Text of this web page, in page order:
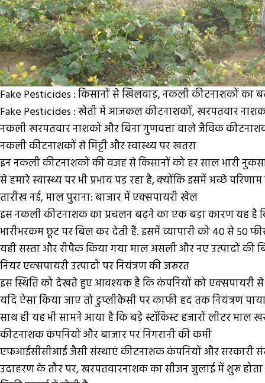
Fake Pesticides : किसानों से खिलवाड़, नकली कीटनाशकों का
Fake Pesticides: खेती में आजकल कीटनाशकों, खरपतवार
नकली खरपतवार नाशकों और बिना गुणवत्ता वाले जैविक
नकली कीटनाशकों से मिट्टी और स्वास्थ्य पर खतरा
इन नकली कीटनाशकों की वजह से किसानों को हर साल भारी
से हमारे स्वास्थ्य पर भी प्रभाव पड़ रहा है, क्योंकि इसमें अच्छे
तारीख नई, माल पुराना: बाजार में एक्सपायरी खेल
इस नकली कीटनाशक का प्रचलन बढ़ने का एक बड़ा कारण यह है कि
भारीभरकम छूट पर बिल कर देती हैं. इसमें व्यापारी को 40 से 50
यही सस्ता और रीपैक किया गया माल असली और नए उत्पादों की
नियर एक्सपायरी उत्पादों पर नियंत्रण की जरूरत
इस स्थिति को देखते हुए आवश्यक है कि कंपनियों को एक्सपायरी
यदि ऐसा किया जाए तो डुप्लीकेसी पर काफी हद तक नियंत्रण
साथ ही यह भी सामने आया है कि बड़े स्टॉकिस्ट हजारों लीटर
कीटनाशक कंपनियों और बाजार पर निगरानी की कमी
एफआईसीसीआई जैसी संस्थाएं कीटनाशक कंपनियों और सरकारी
उदाहरण के तौर पर, खरपतवारनाशक का सीजन जुलाई में शुरू होता